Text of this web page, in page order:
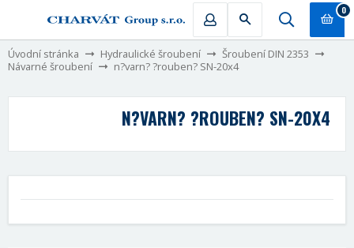
0
Úvodní stránka Hydraulické šroubení
Šroubení DIN 2353
Návarné šroubení
n?varn? ?rouben? SN-20x4
N?VARN? ?ROUBEN? SN-20X4